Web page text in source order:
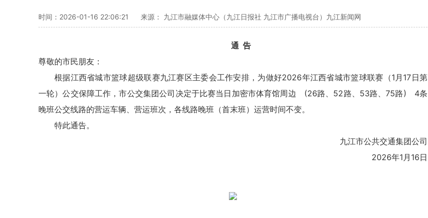
时间：2026-01-16 22:06:21 来源： 九江市融媒体中心（九江日报社 九江市广播电视台）九江新闻网
通 告
尊敬的市民朋友：
根据江西省城市篮球超级联赛九江赛区主委会工作安排，为做好2026年江西省城市篮球联赛（1月17日第
一轮）公交保障工作，市公交集团公司决定于比赛当日加密市体育馆周边 (26路、52路、53路、75路) 4条
晚班公交线路的营运车辆、营运班次，各线路晚班（首末班）运营时间不变。
特此通告。
九江市公共交通集团公司
2026年1月16日